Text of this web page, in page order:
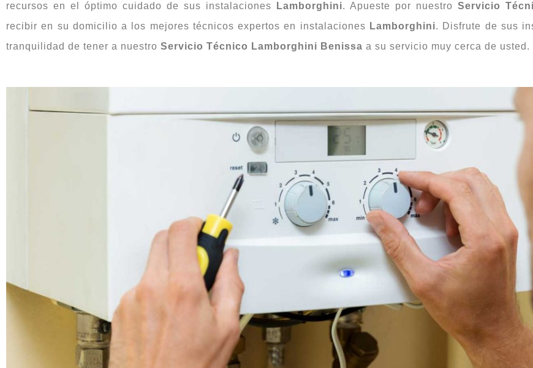
recursos en el óptimo cuidado de sus instalaciones
Lamborghini. Apueste por nuestro Servicio
recibir en su domicilio a los mejores técnicos expertos en instalaciones Lamborghini. Disfrute de sus
tranquilidad de tener a nuestro Servicio Técnico Lamborghini Benissa a su servicio muy cerca de usted.